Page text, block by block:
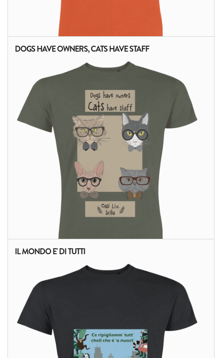
ALTRI PRODOTTI:
DOGS HAVE OWNERS, CATS HAVE STAFF
ALTRI PRODOTTI:
IL MONDO E' DI TUTTI